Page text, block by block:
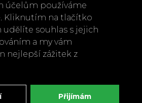
nám
737 886 915
nám
se:
účelům používáme
Kliknutím na tlačítko
udělíte souhlas s jejich
a my vám
nejlepší zážitek z
Přijímám